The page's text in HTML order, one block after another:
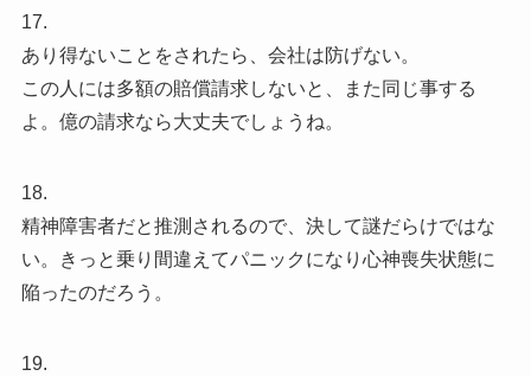
17.
あり得ないことをされたら、会社は防げない。
この人には多額の賠償請求しないと、また同じ事する
よ。億の請求なら大丈夫でしょうね。
18.
精神障害者だと推測されるので、決して謎だらけではな
い。きっと乗り間違えてパニックになり心神喪失状態に
陥ったのだろう。
19.